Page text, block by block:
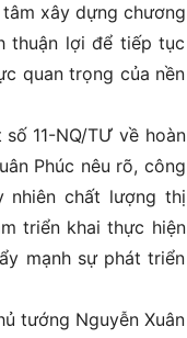
xây dựng chương
thuận lợi để tiếp tục
quan trọng của nền
11-NQ/TƯ về hoàn
Phúc nêu rõ, công
nhiên chất lượng thị
triển khai thực hiện
mạnh sự phát triển
tướng Nguyễn Xuân